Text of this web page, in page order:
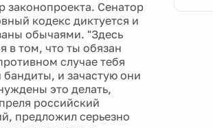
законопроекта. Сенатор
кодекс диктуется и
обычаями. "Здесь
в том, что ты обязан
случае тебя
бандиты, и зачастую они
это делать,
российский
предложил серьезно